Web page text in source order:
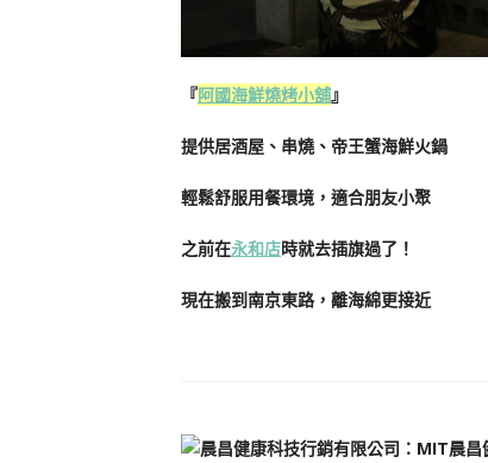
『阿國海鮮燒烤小舖』
提供居酒屋、串燒、帝王蟹海鮮火鍋
輕鬆舒服用餐環境，適合朋友小聚
之前在永和店時就去插旗過了！
現在搬到南京東路，離海綿更接近